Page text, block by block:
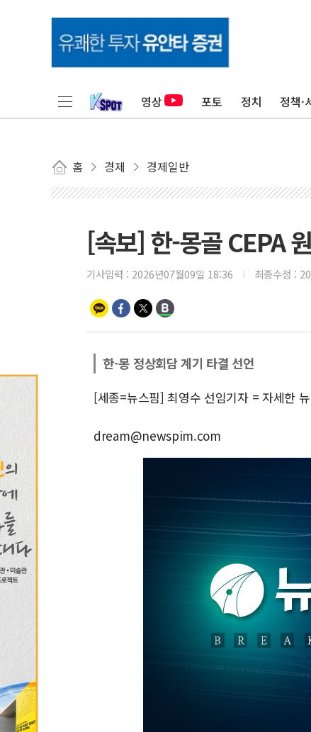
영상 포토 정치 정책·
홈 경제 경제일반
[속보] 한-몽골 CEPA
기사입력 : 2026년07월09일 18:36 최종수정 :
한-몽 정상회담 계기 타결 선언
[세종=뉴스핌] 최영수 선임기자 = 자세한
dream@newspim.com